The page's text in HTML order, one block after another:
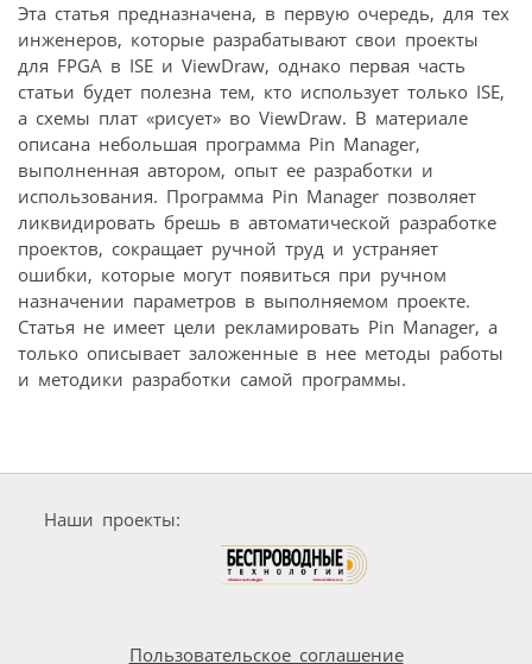
Эта статья предназначена, в первую очередь, для тех
инженеров, которые разрабатывают свои проекты
для FPGA в ISE и ViewDraw, однако первая часть
статьи будет полезна тем, кто использует только ISE,
а схемы плат «рисует» во ViewDraw. В материале
описана небольшая программа Pin Manager,
выполненная автором, опыт ее разработки и
использования. Программа Pin Manager позволяет
ликвидировать брешь в автоматической разработке
проектов, сокращает ручной труд и устраняет
ошибки, которые могут появиться при ручном
назначении параметров в выполняемом проекте.
Статья не имеет цели рекламировать Pin Manager, а
только описывает заложенные в нее методы работы
и методики разработки самой программы.
Наши проекты:
Пользовательское соглашение